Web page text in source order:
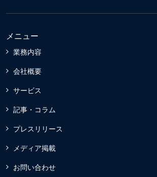
メニュー
業務内容
会社概要
サービス
記事・コラム
プレスリリース
メディア掲載
お問い合わせ